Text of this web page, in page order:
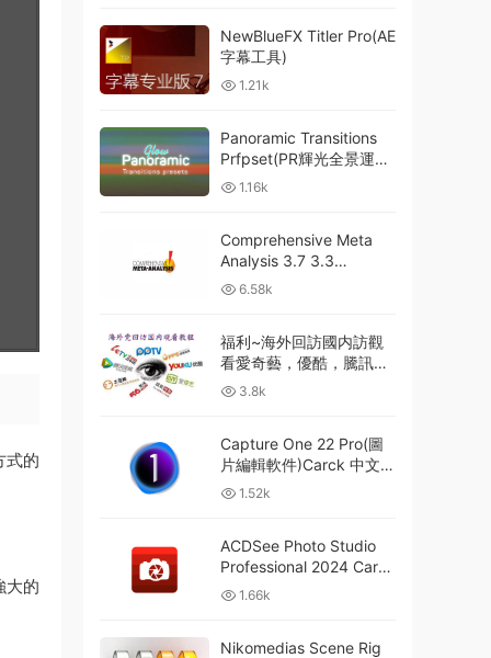
式的
大的
NewBlueFX Titler Pro(AE
字幕工具)
1.21k
Panoramic Transitions
Prfpset(PR輝光全景運動
轉場過渡預設)
1.16k
Comprehensive Meta
Analysis 3.7 3.3
3.0（CMA）元分析（綜
6.58k
福利~海外回訪國内訪觀
看愛奇藝，優酷，騰訊，
網易雲，QQ音樂等教程
3.8k
Capture One 22 Pro(圖
片編輯軟件)Carck 中文破
解版1.52k
ACDSee Photo Studio
Professional 2024 Carck
破解版
1.66k
Nikomedias Scene Rig